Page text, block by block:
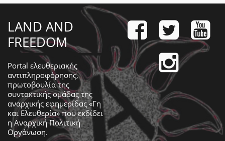
LAND AND
FREEDOM
Portal ελευθεριακής
αντιπληροφόρησης,
πρωτοβουλία της
συντακτικής ομάδας της
αναρχικής εφημερίδας «Γη
και Ελευθερία» που εκδίδει
ηΑναρχική Πολιτική
Οργάνωση.